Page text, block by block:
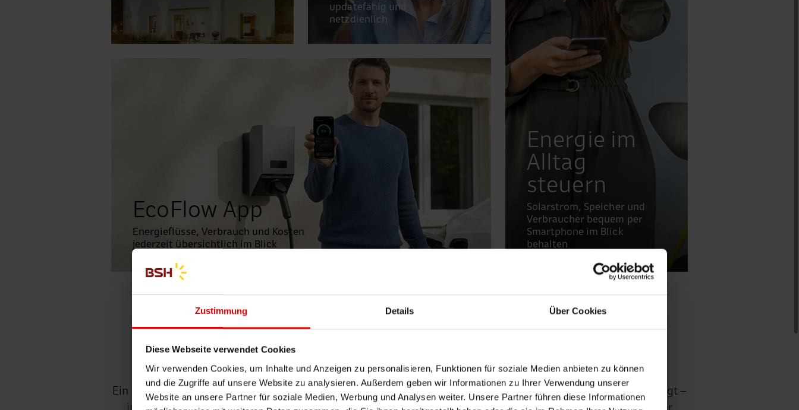
Zustimmung Details Über Cookies
Diese Webseite verwendet Cookies
Wir verwenden Cookies, um Inhalte und Anzeigen zu personalisieren, Funktionen für soziale Medien anbieten zu können
und die Zugriffe auf unsere Website zu analysieren. Außerdem geben wir Informationen zu Ihrer Verwendung unserer
Website an unsere Partner für soziale Medien, Werbung und Analysen weiter. Unsere Partner führen diese Informationen
updatefähig und
netzdienlich
EcoFlow App
Energieflüsse, Verbrauch und Kosten
jederzeit übersichtlich im Blick
Energie im
Alltag
steuern
Solarstrom, Speicher und
Verbraucher bequem per
Smartphone im Blick
behalten
Ihr Strom immer
Ein intelligentes Energiemanagement steuert Solarstrom automatisch dorthin, wo er den größten Nutzen bringt –
ins E-Auto, in die Wärmepumpe oder in den Speicher. So steigt Ihr Eigenverbrauch, die Kosten sinken und Ihr